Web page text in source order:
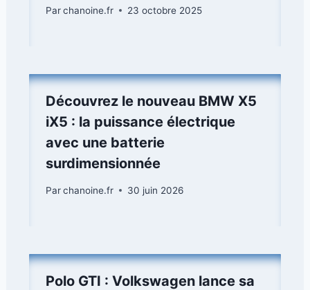
Parchanoine.fr 23 octobre 2025
Découvrez le nouveau BMW X5
iX5 : la puissance électrique
avec une batterie
surdimensionnée
Parchanoine.fr 30 juin 2026
Polo GTI : Volkswagen lance sa